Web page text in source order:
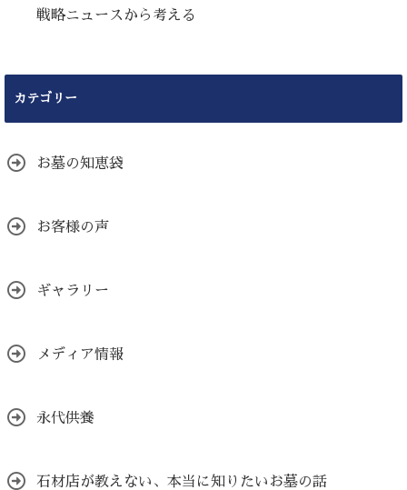
戦略ニュースから考える
カテゴリー
お墓の知恵袋
お客様の声
ギャラリー
メディア情報
永代供養
石材店が教えない、本当に知りたいお墓の話